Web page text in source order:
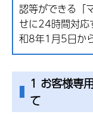
認等ができる「
せに24時間対応
和8年1月5日か
1 お客様専
て